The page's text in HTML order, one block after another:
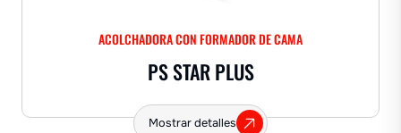
ACOLCHADORA CON FORMADOR DE CAMA
PS STAR PLUS
Mostrar detalles